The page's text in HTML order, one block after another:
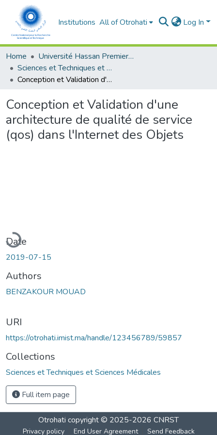
Institutions All of Otrohati Log In
Home
Université Hassan Premier- Settat
Sciences et Techniques et Sciences Médicales
Conception et Validation d'une architecture de qualité de service (qos) dans l'Internet des Objets
Conception et Validation d'une
architecture de qualité de service
(qos) dans l'Internet des Objets
Date
2019-07-15
Authors
BENZAKOUR MOUAD
URI
https://otrohati.imist.ma/handle/123456789/59857
Collections
Sciences et Techniques et Sciences Médicales
Full item page
Otrohati copyright © 2025-2026 CNRST
Privacy policy End User Agreement Send Feedback